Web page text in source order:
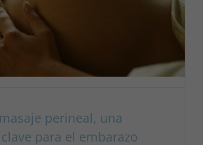
perineal, una
para el embarazo